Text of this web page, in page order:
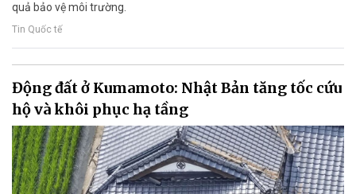
quả bảo vệ môi trường.
Tin Quốc tế
Động đất ở Kumamoto: Nhật Bản tăng tốc cứu
hộ và khôi phục hạ tầng